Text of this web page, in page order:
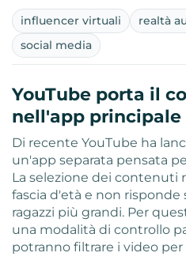
influencer virtuali realtà
social media
YouTube porta il
nell'app principale
Di recente YouTube ha
un'app separata pensata
La selezione dei contenuti
fascia d'età e non
ragazzi più grandi. Per
una modalità di controllo
potranno filtrare i video